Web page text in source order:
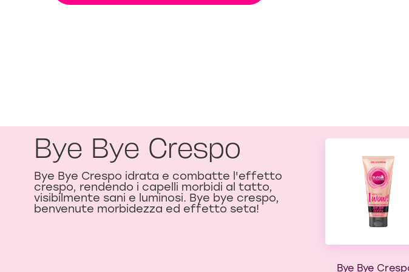
Bye Bye Crespo idrata e combatte l'effetto
crespo, rendendo i capelli morbidi al tatto,
visibilmente sani e luminosi. Bye bye crespo,
benvenute morbidezza ed effetto seta!
Bye Bye Crespo
Bye Bye